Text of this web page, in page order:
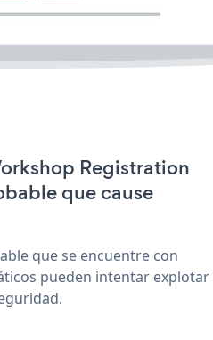
Registration
que cause
que se encuentre con
pueden intentar explotar